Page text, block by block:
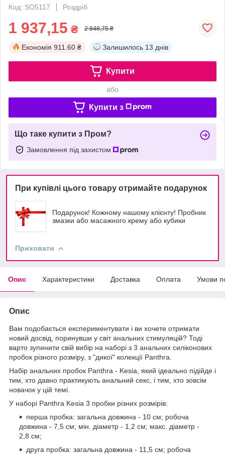
Код: SO5117
Роздріб
1 937,15 ₴ 2 848,75 ₴
Економія 911.60 ₴ Залишилось 13 днів
Купити
або
Купити з
Що таке купити з Пром?
Замовлення під захистом
При купівлі цього товару отримайте подарунок
Подарунок! Кожному нашому клієнту! Пробник
змазки або масажного крему або кубики
Приховати
Опис Характеристики Доставка Оплата Умови
Опис
Вам подобається експериментувати і ви хочете отримати
новий досвід, поринувши у світ анальних стимуляцій? Тоді
варто зупинити свій вибір на наборі з 3 анальних силіконових
пробок різного розміру, з "дикої" колекції Panthra.
Набір анальних пробок Panthra - Kesia, який ідеально підійде і
тим, хто давно практикують анальний секс, і тим, хто зовсім
новачок у цій темі.
У наборі Panthra Kesia 3 пробки різних розмірів:
перша пробка: загальна довжина - 10 см; робоча
довжина - 7,5 см; мін. діаметр - 1,2 см; макс. діаметр -
2,8 см;
друга пробка: загальна довжина - 11,5 см; робоча